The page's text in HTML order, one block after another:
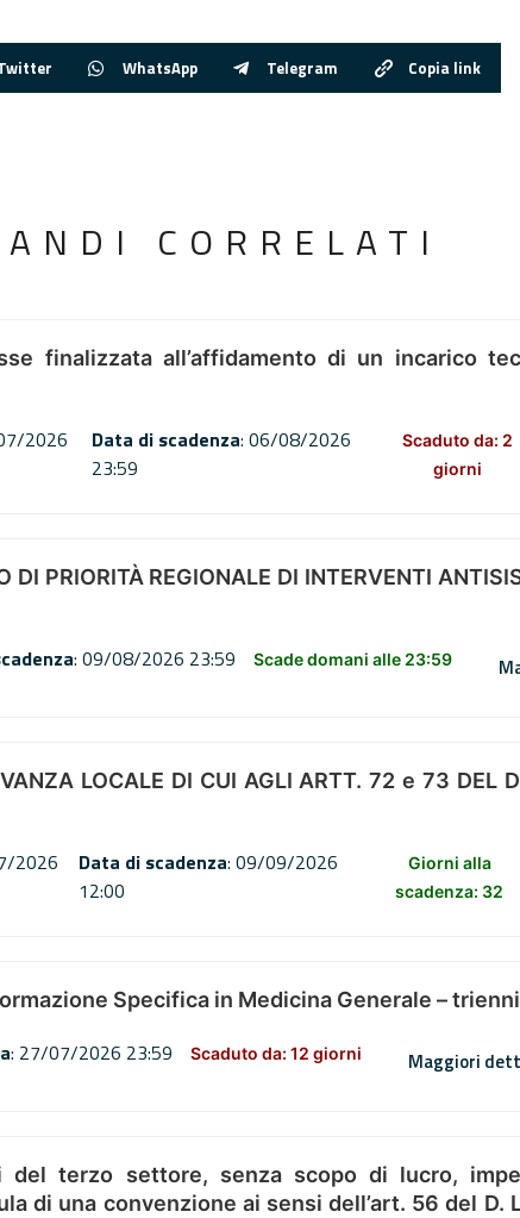
WhatsApp Telegram Copia link
CORRELATI
finalizzata all’affidamento di un incarico
2026
Data di scadenza: 06/08/2026
23:59
Scaduto da: 2
giorni
DI PRIORITÀ REGIONALE DI INTERVENTI
: 09/08/2026 23:59 Scade domani alle 23:59
LOCALE DI CUI AGLI ARTT. 72 e 73 DEL
2026
Data di scadenza: 09/09/2026
12:00
Giorni alla
scadenza: 32
Specifica in Medicina Generale –
: 27/07/2026 23:59 Scaduto da: 12 giorni Maggiori
terzo settore, senza scopo di lucro,
di una convenzione ai sensi dell’art. 56 del D.